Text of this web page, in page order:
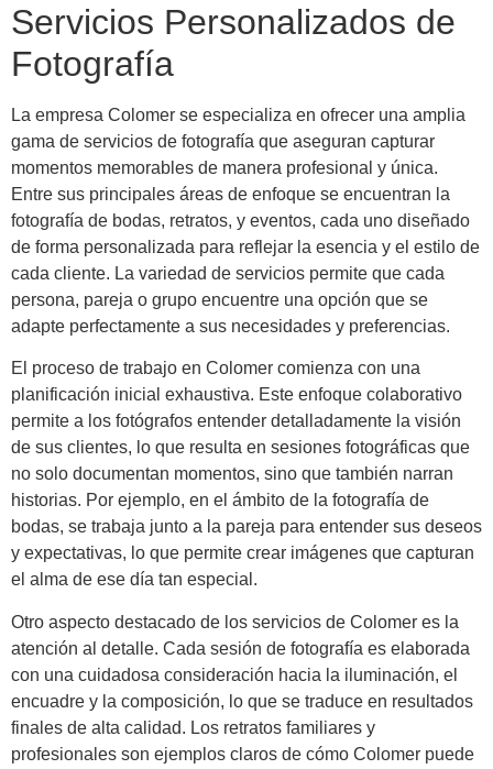
Servicios Personalizados de
Fotografía
La empresa Colomer se especializa en ofrecer una amplia
gama de servicios de fotografía que aseguran capturar
momentos memorables de manera profesional y única.
Entre sus principales áreas de enfoque se encuentran la
fotografía de bodas, retratos, y eventos, cada uno diseñado
de forma personalizada para reflejar la esencia y el estilo de
cada cliente. La variedad de servicios permite que cada
persona, pareja o grupo encuentre una opción que se
adapte perfectamente a sus necesidades y preferencias.
El proceso de trabajo en Colomer comienza con una
planificación inicial exhaustiva. Este enfoque colaborativo
permite a los fotógrafos entender detalladamente la visión
de sus clientes, lo que resulta en sesiones fotográficas que
no solo documentan momentos, sino que también narran
historias. Por ejemplo, en el ámbito de la fotografía de
bodas, se trabaja junto a la pareja para entender sus deseos
y expectativas, lo que permite crear imágenes que capturan
el alma de ese día tan especial.
Otro aspecto destacado de los servicios de Colomer es la
atención al detalle. Cada sesión de fotografía es elaborada
con una cuidadosa consideración hacia la iluminación, el
encuadre y la composición, lo que se traduce en resultados
finales de alta calidad. Los retratos familiares y
profesionales son ejemplos claros de cómo Colomer puede